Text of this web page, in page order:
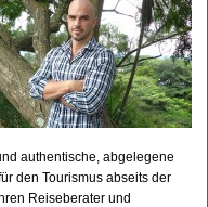
authentische, abgelegene
den Tourismus abseits der
Reiseberater und